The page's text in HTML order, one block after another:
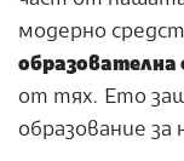
модерно
образователна
от тях. Ето
образование